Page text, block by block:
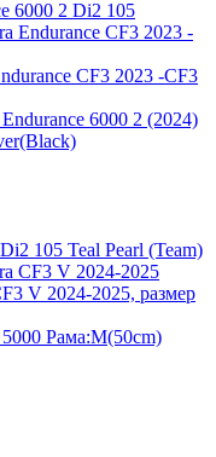
6000 2 (2024)
Рама:M(50cm)